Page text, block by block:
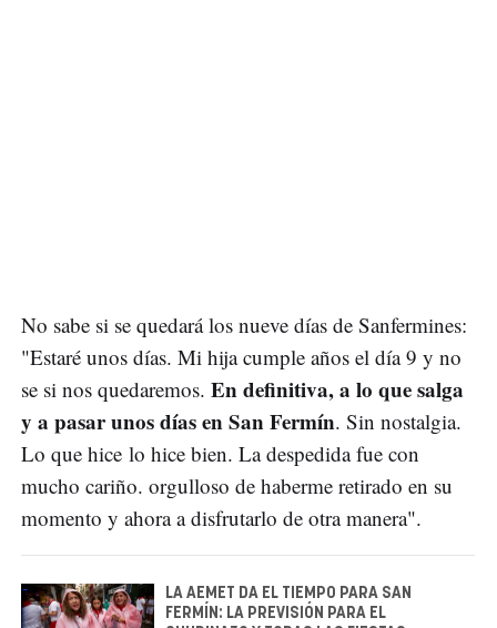
No sabe si se quedará los nueve días de Sanfermines:
"Estaré unos días. Mi hija cumple años el día 9 y no
se si nos quedaremos. En definitiva, a lo que salga
y a pasar unos días en San Fermín. Sin nostalgia.
Lo que hice lo hice bien. La despedida fue con
mucho cariño. orgulloso de haberme retirado en su
momento y ahora a disfrutarlo de otra manera".
LA AEMET DA EL TIEMPO PARA SAN
FERMÍN: LA PREVISIÓN PARA EL